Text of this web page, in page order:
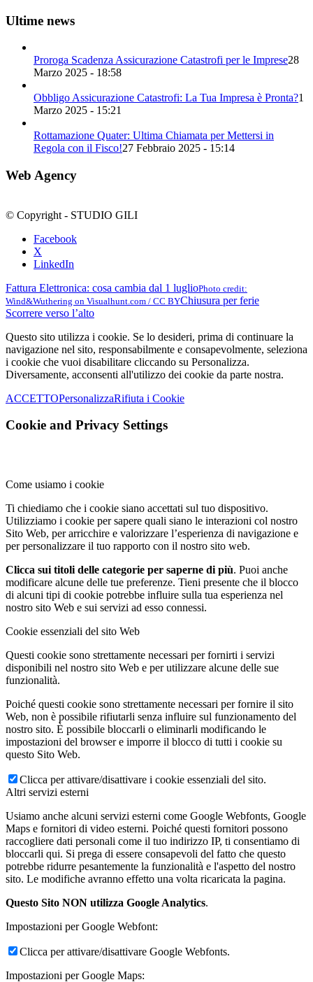
Ultime news
Proroga Scadenza Assicurazione Catastrofi per le Imprese28
Marzo 2025 - 18:58
Obbligo Assicurazione Catastrofi: La Tua Impresa è Pronta?1
Marzo 2025 - 15:21
Rottamazione Quater: Ultima Chiamata per Mettersi in
Regola con il Fisco!27 Febbraio 2025 - 15:14
Web Agency
© Copyright - STUDIO GILI
Facebook
X
LinkedIn
Fattura Elettronica: cosa cambia dal 1 luglioPhoto credit:
Wind&Wuthering on Visualhunt.com / CC BYChiusura per ferie
Scorrere verso l’alto
Questo sito utilizza i cookie. Se lo desideri, prima di continuare la
navigazione nel sito, responsabilmente e consapevolmente, seleziona
i cookie che vuoi disabilitare cliccando su Personalizza.
Diversamente, acconsenti all'utilizzo dei cookie da parte nostra.
ACCETTOPersonalizzaRifiuta i Cookie
Cookie and Privacy Settings
Come usiamo i cookie
Ti chiediamo che i cookie siano accettati sul tuo dispositivo.
Utilizziamo i cookie per sapere quali siano le interazioni col nostro
Sito Web, per arricchire e valorizzare l’esperienza di navigazione e
per personalizzare il tuo rapporto con il nostro sito web.
Clicca sui titoli delle categorie per saperne di più. Puoi anche
modificare alcune delle tue preferenze. Tieni presente che il blocco
di alcuni tipi di cookie potrebbe influire sulla tua esperienza nel
nostro sito Web e sui servizi ad esso connessi.
Cookie essenziali del sito Web
Questi cookie sono strettamente necessari per fornirti i servizi
disponibili nel nostro sito Web e per utilizzare alcune delle sue
funzionalità.
Poiché questi cookie sono strettamente necessari per fornire il sito
Web, non è possibile rifiutarli senza influire sul funzionamento del
nostro sito. È possibile bloccarli o eliminarli modificando le
impostazioni del browser e imporre il blocco di tutti i cookie su
questo Sito Web.
Clicca per attivare/disattivare i cookie essenziali del sito.
Altri servizi esterni
Usiamo anche alcuni servizi esterni come Google Webfonts, Google
Maps e fornitori di video esterni. Poiché questi fornitori possono
raccogliere dati personali come il tuo indirizzo IP, ti consentiamo di
bloccarli qui. Si prega di essere consapevoli del fatto che questo
potrebbe ridurre pesantemente la funzionalità e l'aspetto del nostro
sito. Le modifiche avranno effetto una volta ricaricata la pagina.
Questo Sito NON utilizza Google Analytics.
Impostazioni per Google Webfont:
Clicca per attivare/disattivare Google Webfonts.
Impostazioni per Google Maps: